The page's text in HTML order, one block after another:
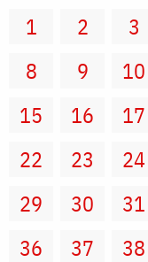
1 2 3
8
9 10
15
16 17
22
23 24
29
30 31
36
37 38